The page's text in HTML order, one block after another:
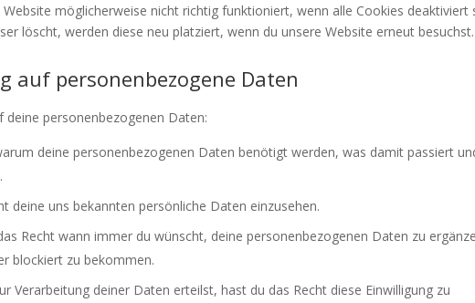
möglicherweise nicht richtig funktioniert, wenn alle Cookies deaktiviert
löscht, werden diese neu platziert, wenn du unsere Website erneut besuchst.
auf personenbezogene Daten
personenbezogenen Daten:
deine personenbezogenen Daten benötigt werden, was damit passiert
deine uns bekannten persönliche Daten einzusehen.
Recht wann immer du wünscht, deine personenbezogenen Daten zu
blockiert zu bekommen.
Verarbeitung deiner Daten erteilst, hast du das Recht diese Einwilligung zu